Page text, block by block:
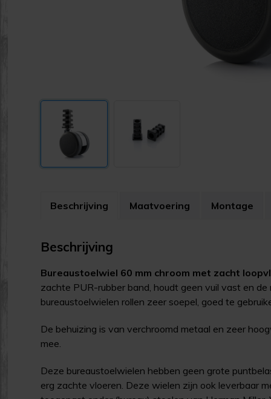
Beschrijving Maatvoering Montage
Beschrijving
Bureaustoelwiel 60 mm chroom met zacht
zachte PUR-rubber band, houdt geen vuil vast en
bureaustoelwielen rollen zeer soepel, goed te
De behuizing is van verchroomd metaal en zeer
mee.
Deze bureaustoelwielen hebben geen grote
erg zachte vloeren. Deze wielen zijn ook leverbaar